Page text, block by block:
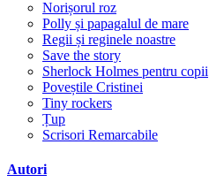
Norișorul roz
Polly și papagalul de mare
Regii și reginele noastre
Save the story
Sherlock Holmes pentru copii
Poveștile Cristinei
Tiny rockers
Țup
Scrisori Remarcabile
Autori